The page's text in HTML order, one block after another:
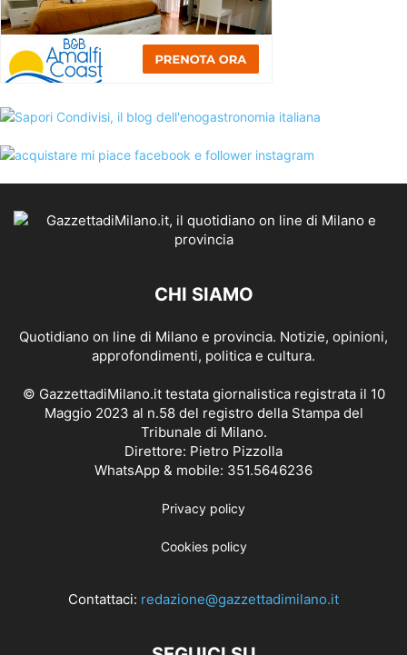
CHI SIAMO
Quotidiano on line di Milano e provincia. Notizie, opinioni,
approfondimenti, politica e cultura.
© GazzettadiMilano.it testata giornalistica registrata il 10
Maggio 2023 al n.58 del registro della Stampa del
Tribunale di Milano.
Direttore: Pietro Pizzolla
WhatsApp & mobile: 351.5646236
Privacy policy
Cookies policy
Contattaci: redazione@gazzettadimilano.it